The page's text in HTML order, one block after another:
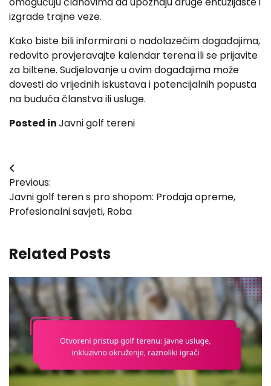
izgrade trajne veze.
Kako biste bili informirani o nadolazećim događajima,
redovito provjeravajte kalendar terena ili se prijavite
za biltene. Sudjelovanje u ovim događajima može
dovesti do vrijednih iskustava i potencijalnih popusta
na buduća članstva ili usluge.
Posted inJavni golf tereni
Post
navigation
Previous:
Javni golf teren s pro shopom: Prodaja opreme,
Profesionalni savjeti, Roba
Related Posts